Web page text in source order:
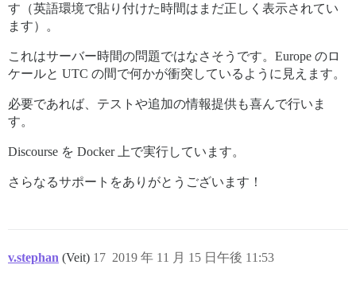
す（英語環境で貼り付けた時間はまだ正しく表示されてい
ます）。
これはサーバー時間の問題ではなさそうです。Europe のロ
ケールと UTC の間で何かが衝突しているように見えます。
必要であれば、テストや追加の情報提供も喜んで行いま
す。
Discourse を Docker 上で実行しています。
さらなるサポートをありがとうございます！
v.stephan (Veit) 2019 年 11 月 15 日午後 11:53
17